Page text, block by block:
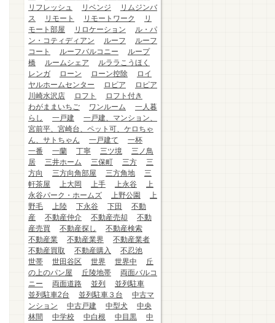
リフレッシュ
リベンジ
リムジンバ
ス
リモート リモートワーク
リ
モート部屋
リロケーション
ル・パ
ン・コティディアン
ルーフ
ルーフ
コート
ルーフバルコニー
ループ
橋
ルームシェア
ルララこうほく
レンガ
ローン ローン控除
ロイ
ヤルホームセンター
ロピア
ロピア
川崎水沢店
ロフト
ロフト付き
わがままいちご
ワンルーム
一人暮
らし
一戸建
一戸建、マンション、
宮前平、宮崎台、ペット可、ケロちゃ
ん、サトちゃん
一戸建て
一杯
一番
一蘭 丁寧 三ツ境
三ノ鳥
居
三井ホーム 三保町 三方
三
方向
三方向角部屋 三方角地
三
軒茶屋
上大岡 上手 上永谷
上
永谷パーク・ホームズ
上野公園
上
野毛
上陸 下永谷 下田
不動
産
不動産仲介 不動産売却
不動
産売買
不動産探し
不動産検索
不動産業
不動産業界
不動産業者
不動産買取
不動産購入
不忍池
世帯
世田谷区 世界 世界中
丘
の上のパン屋
丘陵地帯
両面バルコ
ニー
両面道路 並列
並列駐車
並列駐車2台
並列駐車３台
中古マ
ンション
中古戸建 中型犬
中央
林間
中学校 中白根 中目黒
中